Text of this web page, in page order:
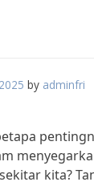
by adminfri
kita?